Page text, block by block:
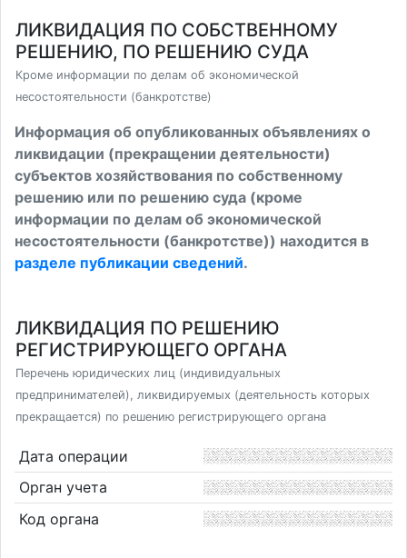
ЛИКВИДАЦИЯ ПО СОБСТВЕННОМУ
РЕШЕНИЮ, ПО РЕШЕНИЮ СУДА
Кроме информации по делам об экономической
несостоятельности (банкротстве)
Информация об опубликованных объявлениях о
ликвидации (прекращении деятельности)
субъектов хозяйствования по собственному
решению или по решению суда (кроме
информации по делам об экономической
несостоятельности (банкротстве)) находится в
разделе публикации сведений.
ЛИКВИДАЦИЯ ПО РЕШЕНИЮ
РЕГИСТРИРУЮЩЕГО ОРГАНА
Перечень юридических лиц (индивидуальных
предпринимателей), ликвидируемых (деятельность которых
прекращается) по решению регистрирующего органа
Дата операции
Орган учета
Код органа